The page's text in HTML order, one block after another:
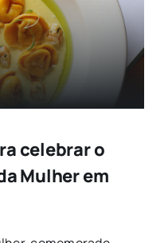
celebrar o
Mulher em